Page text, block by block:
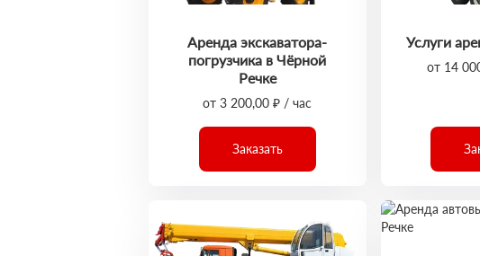
Аренда экскаватора-
погрузчика в Чёрной
Речке
от 3 200,00 ₽ / час
Заказать
Услуги
от 14